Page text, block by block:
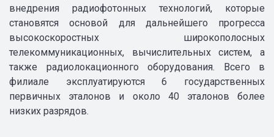
внедрения радиофотонных технологий, которые
становятся основой для дальнейшего прогресса
высокоскоростных широкополосных
телекоммуникационных, вычислительных систем, а
также радиолокационного оборудования. Всего в
филиале эксплуатируются 6 государственных
первичных эталонов и около 40 эталонов более
низких разрядов.